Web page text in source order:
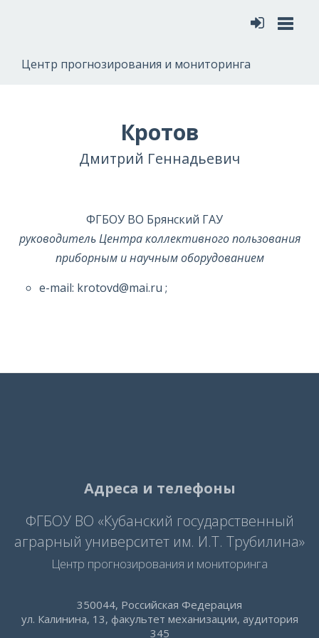
Центр прогнозирования и мониторинга
Кротов
Дмитрий Геннадьевич
ФГБОУ ВО Брянский ГАУ
руководитель Центра коллективного пользования
приборным и научным оборудованием
e-mail: krotovd@mai.ru ;
Адреса и телефоны
ФГБОУ ВО «Кубанский государственный
аграрный университет им. И.Т. Трубилина»
Центр прогнозирования и мониторинга
350044, Российская Федерация
ул. Калинина, 13, факультет механизации, аудитория
345